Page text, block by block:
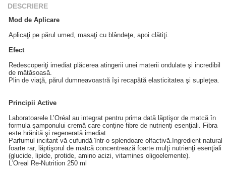
DESCRIERE
Mod de Aplicare
Aplicaţi pe părul umed, masaţi cu blândeţe, apoi clătiţi.
Efect
Redescoperiţi imediat plăcerea atingerii unei materii ondulate şi incredibil
de mătăsoasă.
Plin de viaţă, părul dumneavoastră îşi recapătă elasticitatea şi supleţea.
Principii Active
Laboratoarele L’Oréal au integrat pentru prima dată lăptişor de matcă în
formula şamponului cremă care conţine fibre de nutrienţi esenţiali. Fibra
este hrănită şi regenerată imediat.
Parfumul incitant vă cufundă într-o splendoare olfactivă.Ingredient natural
foarte rar, lăptişorul de matcă concentrează foarte mulţi nutrienţi esenţiali
(glucide, lipide, protide, amino acizi, vitamines oligoelemente).
L'Oreal Re-Nutrition 250 ml